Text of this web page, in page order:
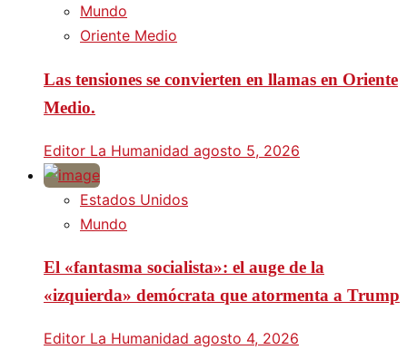
Mundo
Oriente Medio
Las tensiones se convierten en llamas en Oriente
Medio.
Editor La Humanidad agosto 5, 2026
Estados Unidos
Mundo
El «fantasma socialista»: el auge de la
«izquierda» demócrata que atormenta a Trump
Editor La Humanidad agosto 4, 2026